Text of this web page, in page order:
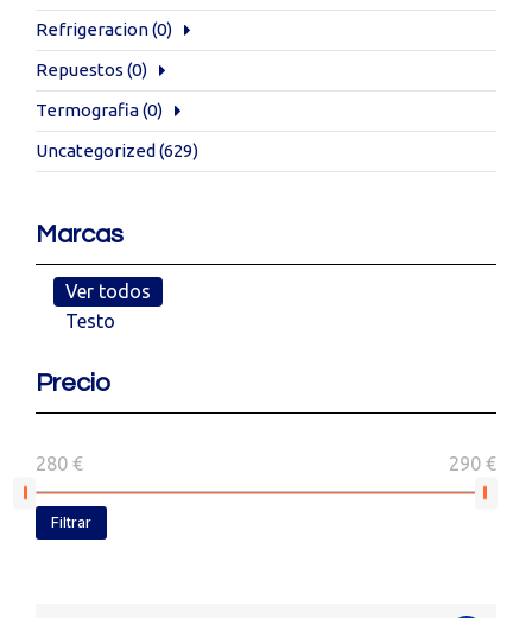
Refrigeracion(0)
Repuestos (0)
Termografia(0)
Uncategorized (629)
Marcas
Ver todos
Testo
Precio
280 € 290 €
Filtrar